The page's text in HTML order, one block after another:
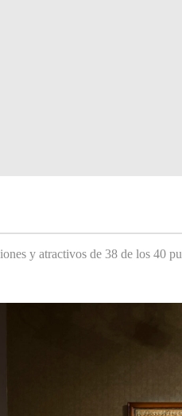
y atractivos de 38 de los 40